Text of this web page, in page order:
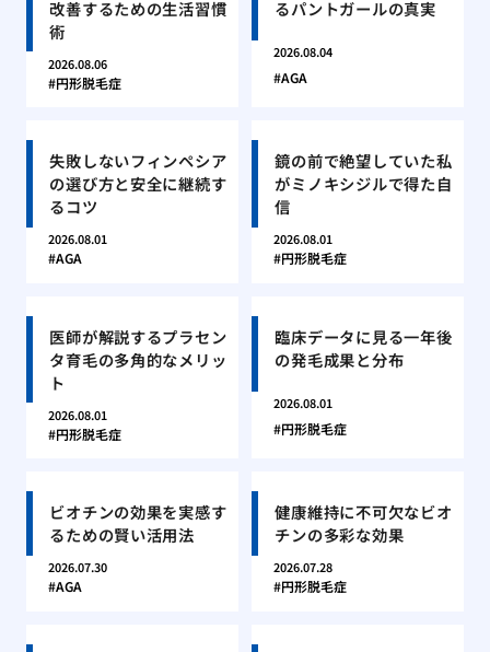
改善するための生活習慣
術
2026.08.06
円形脱毛症
るパントガールの真実
2026.08.04
AGA
失敗しないフィンペシア
の選び方と安全に継続す
るコツ
2026.08.01
AGA
鏡の前で絶望していた私
がミノキシジルで得た自
信
2026.08.01
円形脱毛症
医師が解説するプラセン
タ育毛の多角的なメリッ
ト
2026.08.01
円形脱毛症
臨床データに見る一年後
の発毛成果と分布
2026.08.01
円形脱毛症
ビオチンの効果を実感す
るための賢い活用法
2026.07.30
AGA
健康維持に不可欠なビオ
チンの多彩な効果
2026.07.28
円形脱毛症